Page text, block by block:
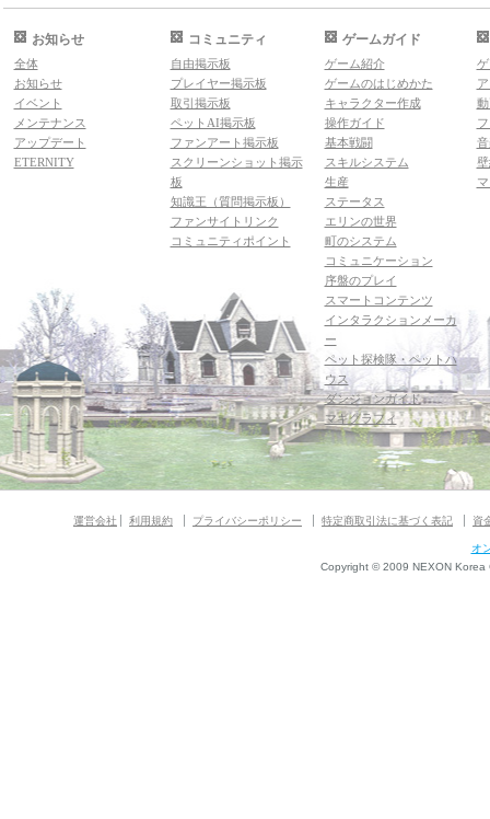
お知らせ
全体
お知らせ
イベント
メンテナンス
アップデート
ETERNITY
コミュニティ
自由掲示板
プレイヤー掲示板
取引掲示板
ペットAI掲示板
ファンアート掲示板
スクリーンショット掲示
板
知識王（質問掲示板）
ファンサイトリンク
コミュニティポイント
ゲームガイド
ゲーム紹介
ゲームのはじめかた
キャラクター作成
操作ガイド
基本戦闘
スキルシステム
生産
ステータス
エリンの世界
町のシステム
コミュニケーション
序盤のプレイ
スマートコンテンツ
インタラクションメーカ
ー
ペット探検隊・ペットハ
ウス
ダンジョンガイド
マギグラフィ
運営会社 利用規約 プライバシーポリシー 特定商取引法に基づく表記 資
オ
Copyright © 2009 NEXON Korea